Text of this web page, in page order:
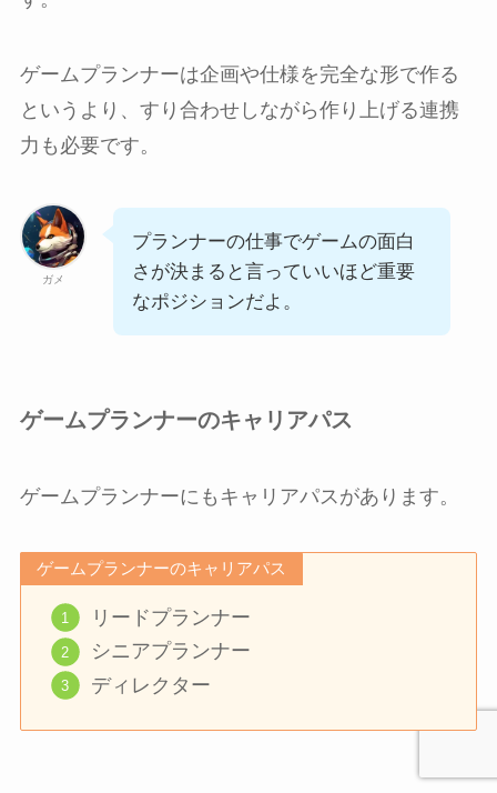
ゲームプランナーは企画や仕様を完全な形で作る
というより、すり合わせしながら作り上げる連携
力も必要です。
ガメ
プランナーの仕事でゲームの面白
さが決まると言っていいほど重要
なポジションだよ。
ゲームプランナーのキャリアパス
ゲームプランナーにもキャリアパスがあります。
ゲームプランナーのキャリアパス
リードプランナー
シニアプランナー
ディレクター